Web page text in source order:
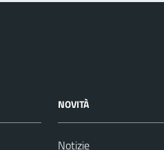
NOVITÀ
Notizie